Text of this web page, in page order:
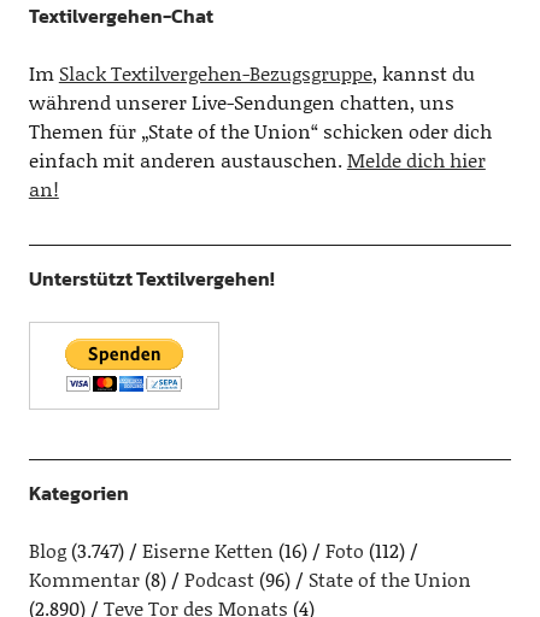
Textilvergehen-Chat
Im Slack Textilvergehen-Bezugsgruppe, kannst du
während unserer Live-Sendungen chatten, uns
Themen für „State of the Union“ schicken oder dich
einfach mit anderen austauschen.Melde dich hier
an!
Unterstützt Textilvergehen!
Kategorien
Blog(3.747) Eiserne Ketten (16) Foto (112)
Kommentar(8) Podcast(96)
State of the Union
(2.890)
Teve Tor des Monats (4)